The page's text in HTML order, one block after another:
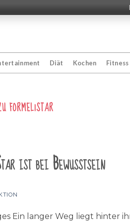
Diät Kochen Fitness
FORMEL1STAR
ist bei Bewusstsein
Ein langer Weg liegt hinter